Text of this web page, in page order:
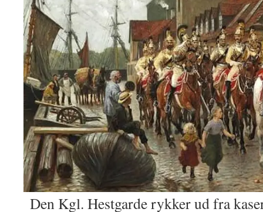
Den Kgl. Hestgarde rykker ud fra